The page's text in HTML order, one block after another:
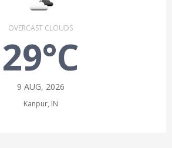
OVERCAST CLOUDS
29°C
9 AUG, 2026
Kanpur, IN